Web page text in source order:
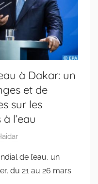
à Dakar: un
et de
sur les
l’eau
de l’eau, un
du 21 au 26 mars